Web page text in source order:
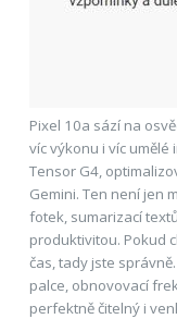
Pixel 10a sází na
víc výkonu i víc
Tensor G4,
Gemini. Ten není jen
fotek, sumarizací
produktivitou. Pokud
čas, tady jste
palce, obnovovací
perfektně čitelný i